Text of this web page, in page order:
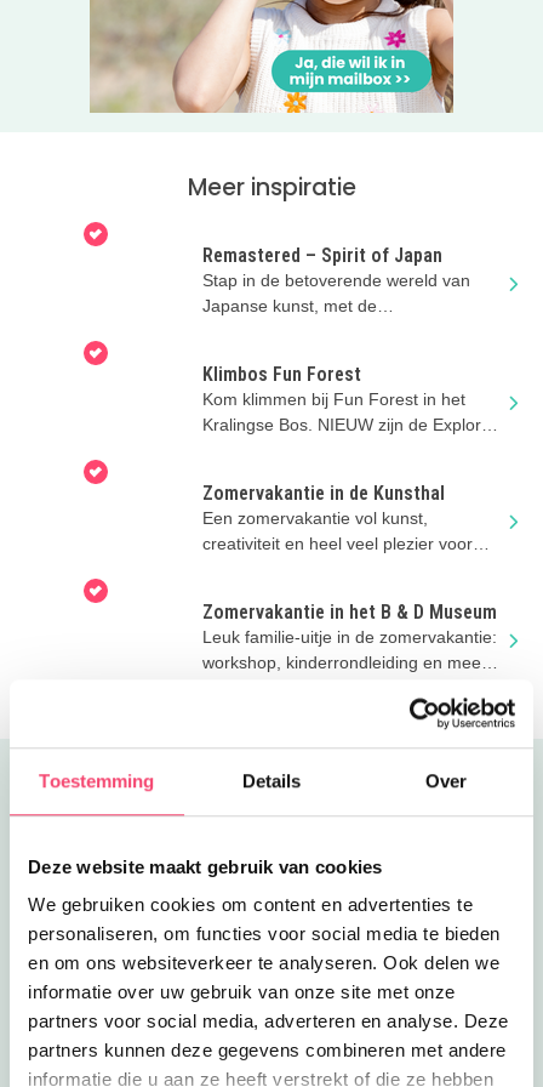
Toestemming Details Over
Deze website maakt gebruik van cookies
We gebruiken cookies om content en advertenties te
personaliseren, om functies voor social media te bieden
en om ons websiteverkeer te analyseren. Ook delen we
informatie over uw gebruik van onze site met onze
partners voor social media, adverteren en analyse. Deze
partners kunnen deze gegevens combineren met andere
informatie die u aan ze heeft verstrekt of die ze hebben
Meer inspiratie
Remastered – Spirit of Japan
Stap in de betoverende wereld van
Japanse kunst, met de
Klimbos Fun Forest
Kom klimmen bij Fun Forest in het
Kralingse Bos. NIEUW zijn de Explorer
Zomervakantie in de Kunsthal
Een zomervakantie vol kunst,
creativiteit en heel veel plezier voor
Zomervakantie in het B & D Museum
Leuk familie-uitje in de zomervakantie:
workshop, kinderrondleiding en meer
Uitgelicht